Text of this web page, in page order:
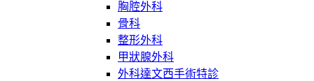
胸腔外科
骨科
整形外科
甲狀腺外科
外科達文西手術特診